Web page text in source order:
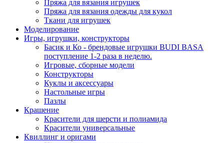
Пряжа для вязания игрушек
Пряжа для вязания одежды для кукол
Ткани для игрушек
Моделирование
Игры, игрушки, конструкторы
Басик и Ко - брендовые игрушки BUDI BASA
поступление 1-2 раза в неделю.
Игровые, сборные модели
Конструкторы
Куклы и аксессуары
Настольные игры
Пазлы
Крашение
Красители для шерсти и полиамида
Красители универсальные
Квиллинг и оригами